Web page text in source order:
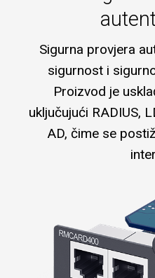
Sigurna provjera
sigurnost i
Proizvod je
uključujući RADIUS,
AD, čime se